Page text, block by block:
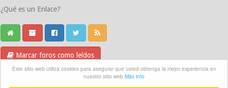
Este sitio web utiliza cookies para asegurar que usted obtenga la mejor experiencia en
nuestro sitio web Más info
¿Qué es un Enlace?
Marcar foros como leídos
Grupo Telegram